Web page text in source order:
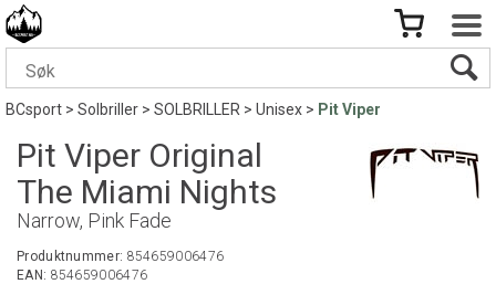
BCsport>Solbriller>SOLBRILLER>Unisex> Pit Viper
Pit Viper Original
The Miami Nights
Narrow, Pink Fade
Produktnummer: 854659006476
EAN: 854659006476